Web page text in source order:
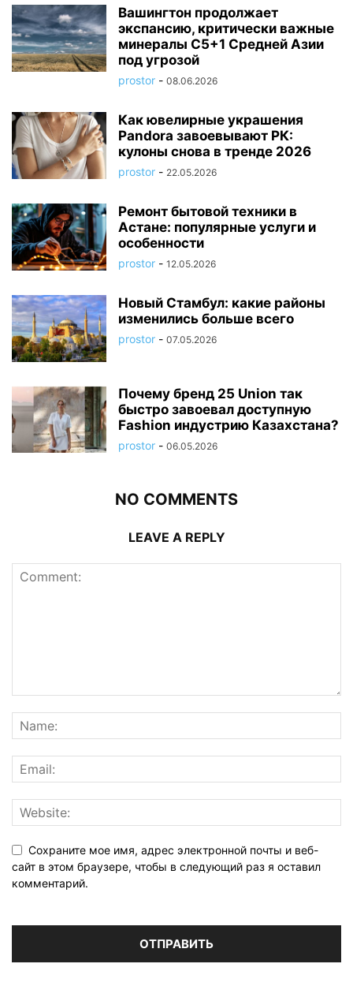
Вашингтон продолжает
экспансию, критически важные
минералы C5+1 Средней Азии
под угрозой
prostor - 08.06.2026
Как ювелирные украшения
Pandora завоевывают РК:
кулоны снова в тренде 2026
prostor - 22.05.2026
Ремонт бытовой техники в
Астане: популярные услуги и
особенности
prostor - 12.05.2026
Новый Стамбул: какие районы
изменились больше всего
prostor - 07.05.2026
Почему бренд 25 Union так
быстро завоевал доступную
Fashion индустрию Казахстана?
prostor - 06.05.2026
NO COMMENTS
LEAVE A REPLY
Сохраните мое имя, адрес электронной почты и веб-
сайт в этом браузере, чтобы в следующий раз я оставил
комментарий.